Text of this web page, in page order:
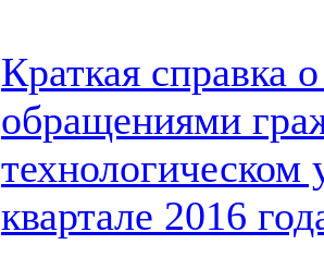
Краткая справка
обращениями
технологическом
квартале 2016